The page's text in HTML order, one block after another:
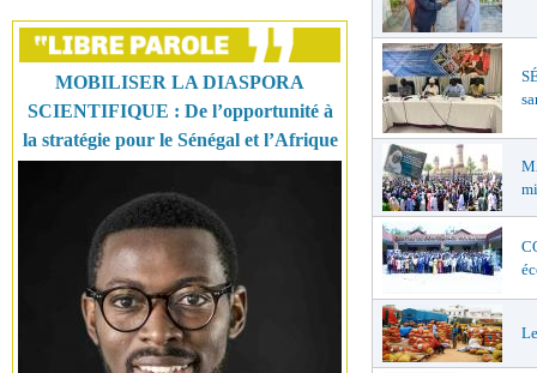
MOBILISER LA DIASPORA
SCIENTIFIQUE : De l’opportunité à
la stratégie pour le Sénégal et l’Afrique